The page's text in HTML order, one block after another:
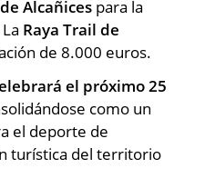
Alcañices para la
Raya Trail de
de 8.000 euros.
el próximo 25
como un
el deporte de
turística del territorio